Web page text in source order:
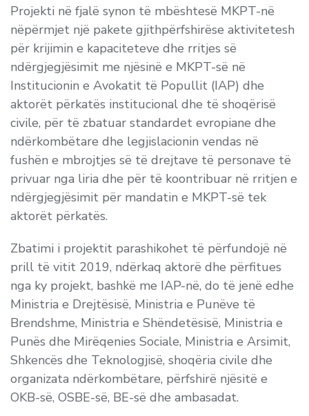
Projekti në fjalë synon të mbështesë MKPT-në
nëpërmjet një pakete gjithpërfshirëse aktivitetesh
për krijimin e kapaciteteve dhe rritjes së
ndërgjegjësimit me njësinë e MKPT-së në
Institucionin e Avokatit të Popullit (IAP) dhe
aktorët përkatës institucional dhe të shoqërisë
civile, për të zbatuar standardet evropiane dhe
ndërkombëtare dhe legjislacionin vendas në
fushën e mbrojtjes së të drejtave të personave të
privuar nga liria dhe për të koontribuar në rritjen e
ndërgjegjësimit për mandatin e MKPT-së tek
aktorët përkatës.
Zbatimi i projektit parashikohet të përfundojë në
prill të vitit 2019, ndërkaq aktorë dhe përfitues
nga ky projekt, bashkë me IAP-në, do të jenë edhe
Ministria e Drejtësisë, Ministria e Punëve të
Brendshme, Ministria e Shëndetësisë, Ministria e
Punës dhe Mirëqenies Sociale, Ministria e Arsimit,
Shkencës dhe Teknologjisë, shoqëria civile dhe
organizata ndërkombëtare, përfshirë njësitë e
OKB-së, OSBE-së, BE-së dhe ambasadat.